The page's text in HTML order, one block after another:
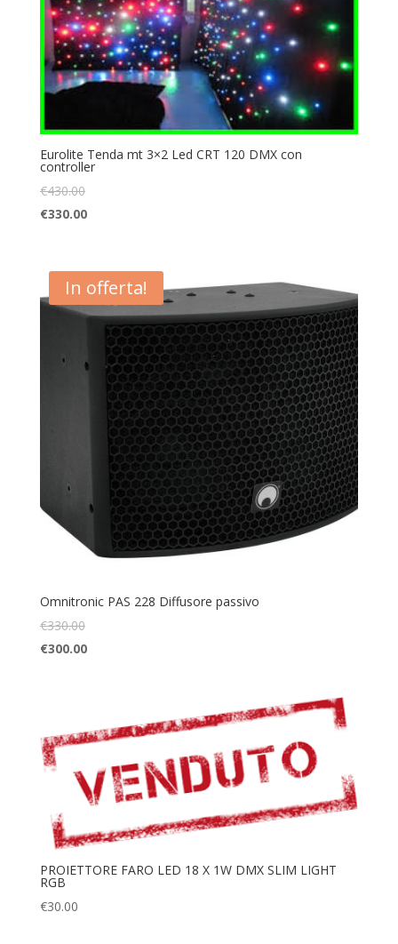
Eurolite Tenda mt 3×2 Led CRT 120 DMX con
controller
€430.00
€330.00
In offerta!
Omnitronic PAS 228 Diffusore passivo
€330.00
€300.00
PROIETTORE FARO LED 18 X 1W DMX SLIM LIGHT
RGB
€30.00